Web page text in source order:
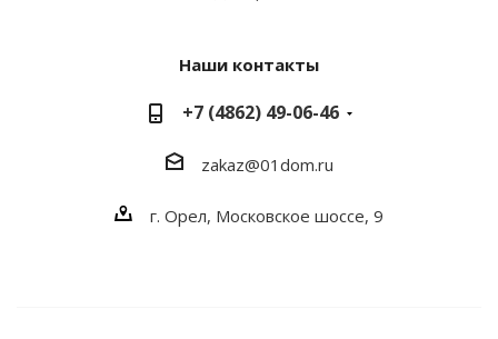
Наши контакты
+7 (4862) 49-06-46
zakaz@01dom.ru
г. Орел, Московское шоссе, 9